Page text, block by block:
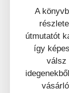
A
útmutatót
így
válsz